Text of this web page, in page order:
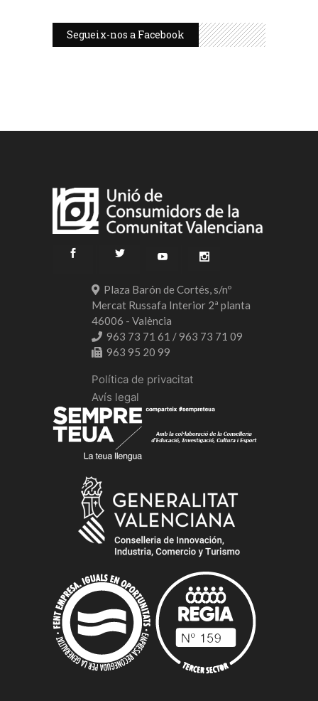
Segueix-nos a Facebook
Plaza Barón de Cortés, s/nº
Mercat Russafa Interior 2ª planta
46006 - València
963 73 71 61 / 963 73 71 09
963 95 20 99
Política de privacitat
Avís legal